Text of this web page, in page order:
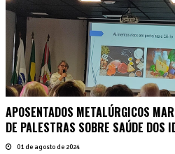
APOSENTADOS METALÚRGICOS
DE PALESTRAS SOBRE SAÚDE DOS
01 de agosto de 2024